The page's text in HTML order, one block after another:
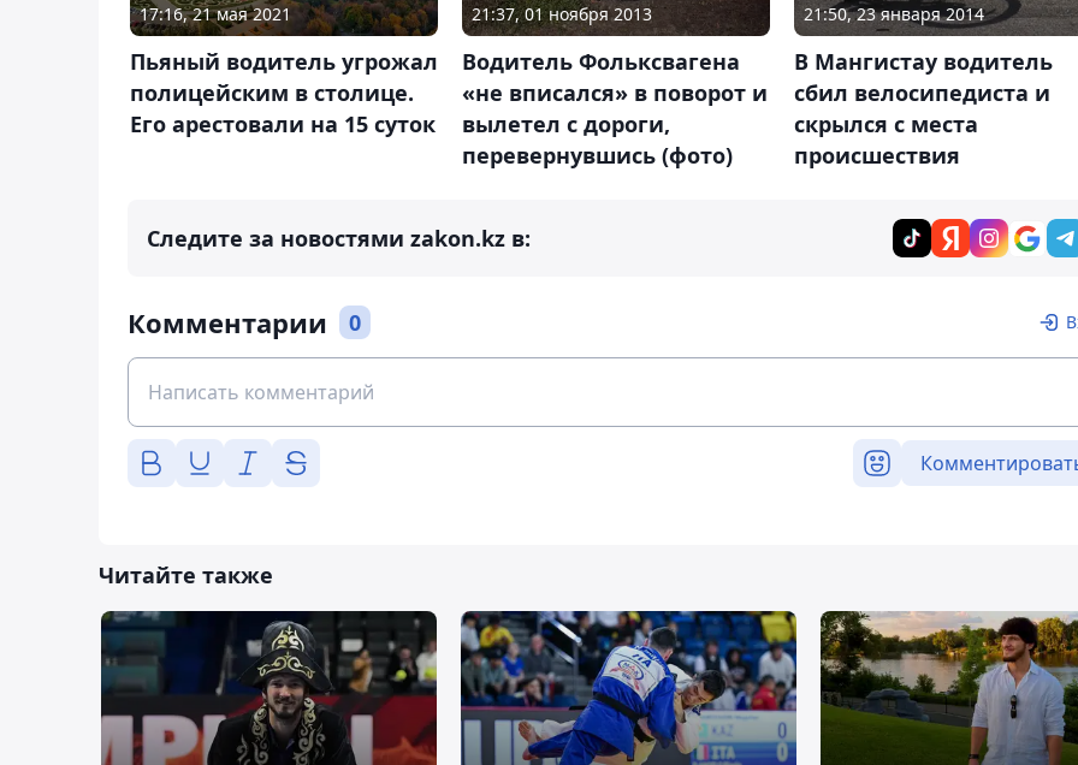
17:16, 21 мая 2021
Пьяный водитель угрожал
полицейским в столице.
Его арестовали на 15 суток
21:37, 01 ноября 2013
Водитель Фольксвагена
«не вписался» в поворот и
вылетел с дороги,
перевернувшись (фото)
21:50, 23 января 2014
В Мангистау водитель
сбил велосипедиста и
скрылся с места
происшествия
Следите за новостями zakon.kz в:
Комментарии 0
Читайте также